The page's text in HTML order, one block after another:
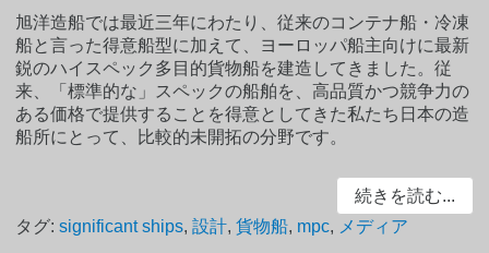
旭洋造船では最近三年にわたり、従来のコンテナ船・冷凍
船と言った得意船型に加えて、ヨーロッパ船主向けに最新
鋭のハイスペック多目的貨物船を建造してきました。従
来、「標準的な」スペックの船舶を、高品質かつ競争力の
ある価格で提供することを得意としてきた私たち日本の造
船所にとって、比較的未開拓の分野です。
続きを読む...
タグ:significant ships,設計,貨物船, mpc, メディア